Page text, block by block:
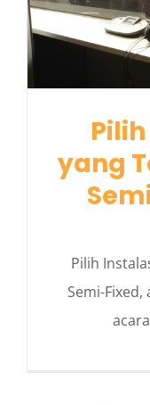
yang
Pilih
Semi-